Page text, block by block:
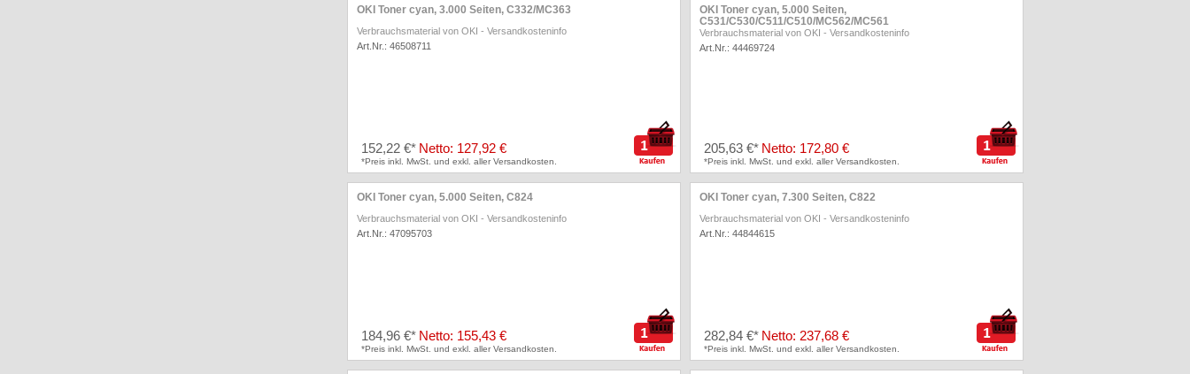
152,22 €* Netto: 127,92 €
*Preis inkl. MwSt. und exkl. aller Versandkosten.
OKI Toner cyan, 3.000 Seiten, C332/MC363
Verbrauchsmaterial von OKI - Versandkosteninfo
Art.Nr.: 46508711
205,63 €* Netto: 172,80 €
*Preis inkl. MwSt. und exkl. aller Versandkosten.
OKI Toner cyan, 5.000 Seiten,
C531/C530/C511/C510/MC562/MC561
Verbrauchsmaterial von OKI - Versandkosteninfo
Art.Nr.: 44469724
184,96 €* Netto: 155,43 €
*Preis inkl. MwSt. und exkl. aller Versandkosten.
OKI Toner cyan, 5.000 Seiten, C824
Verbrauchsmaterial von OKI - Versandkosteninfo
Art.Nr.: 47095703
282,84 €* Netto: 237,68 €
*Preis inkl. MwSt. und exkl. aller Versandkosten.
OKI Toner cyan, 7.300 Seiten, C822
Verbrauchsmaterial von OKI - Versandkosteninfo
Art.Nr.: 44844615